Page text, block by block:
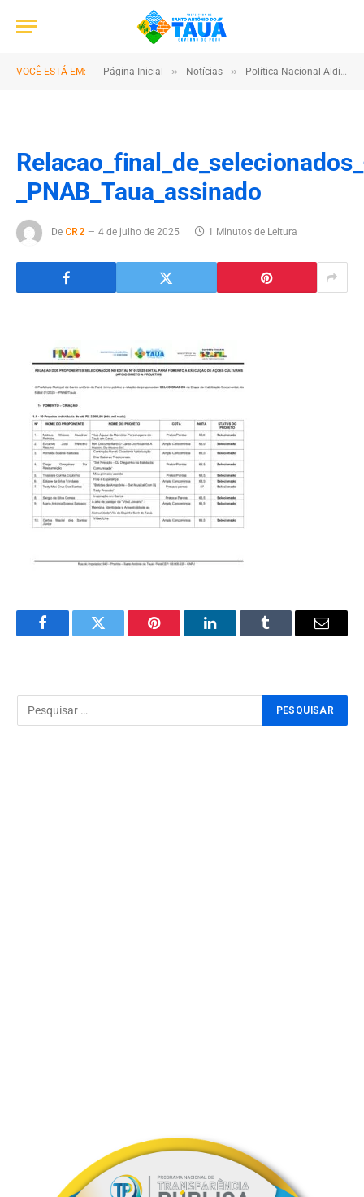
VOCÊ ESTÁ EM: Página Inicial » Notícias » Política Nacional Aldir Blanc (PNAB)
_PNAB_Taua_assinado
De CR2 4 de julho de 2025 1 Minutos de Leitura
FacebookTwitter Pinterest LinkedInTumblr Email